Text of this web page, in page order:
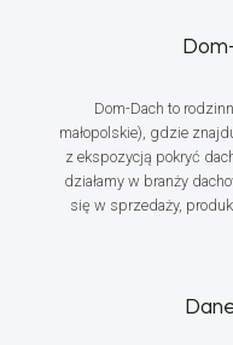
Dom-Dach to
małopolskie), gdzie
z ekspozycją pokryć
działamy w branży
się w sprzedaży,